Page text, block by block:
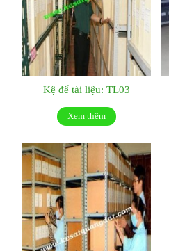
Kệ để tài liệu: TL03
Xem thêm